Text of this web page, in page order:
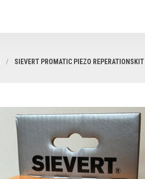
SIEVERT PROMATIC PIEZO REPERATIONSKIT